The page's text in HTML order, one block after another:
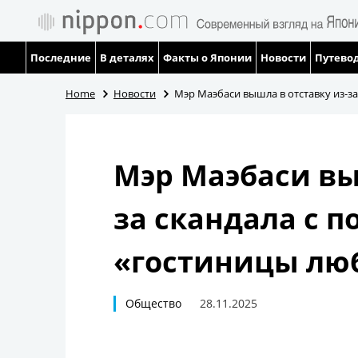
Последние В деталях Факты о Японии Новости
Home Новости Мэр Маэбаси вышла в отставку из-
Мэр Маэбаси
за скандала с
«гостиницы
Общество 28.11.2025